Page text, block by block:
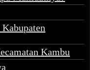
Kambu